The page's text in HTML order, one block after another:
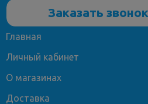
Заказать звонок
Главная
Личный кабинет
О магазинах
Доставка